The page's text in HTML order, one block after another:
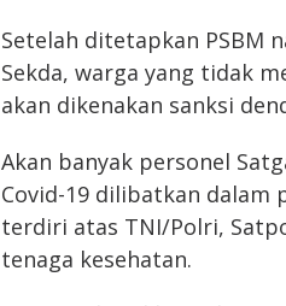
Setelah ditetapkan PSBM
Sekda, warga yang tidak
akan dikenakan sanksi
Akan banyak personel
Covid-19 dilibatkan dalam
terdiri atas TNI/Polri,
tenaga kesehatan.